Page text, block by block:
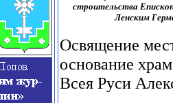
строительства
Ленским
Освящение
основание
Всея Руси